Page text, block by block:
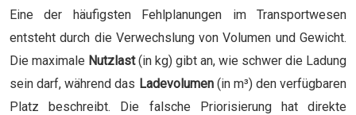
Eine der häufigsten Fehlplanungen im Transportwesen
entsteht durch die Verwechslung von Volumen und Gewicht.
Die maximale Nutzlast(in kg) gibt an, wie schwer die Ladung
sein darf, während das Ladevolumen(in m³) den verfügbaren
Platz beschreibt. Die falsche Priorisierung hat direkte